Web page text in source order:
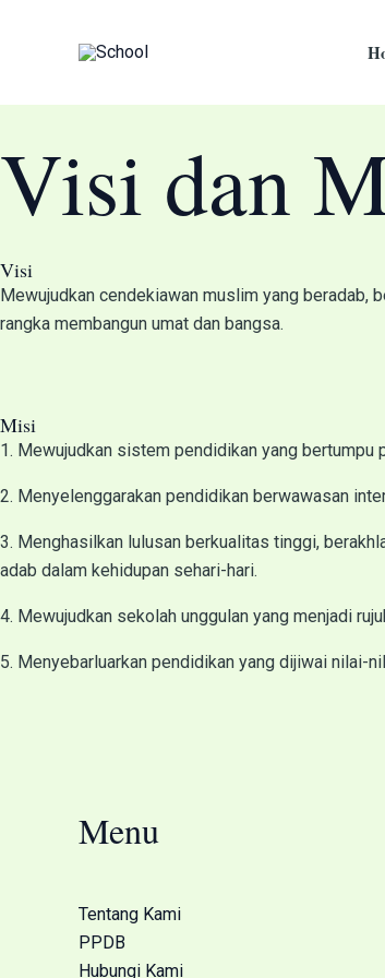
Visi dan
Visi
Mewujudkan cendekiawan muslim yang beradab,
rangka membangun umat dan bangsa.
Misi
1. Mewujudkan sistem pendidikan yang bertumpu
2. Menyelenggarakan pendidikan berwawasan
3. Menghasilkan lulusan berkualitas tinggi,
adab dalam kehidupan sehari-hari.
4. Mewujudkan sekolah unggulan yang menjadi
5. Menyebarluarkan pendidikan yang dijiwai nilai-
Menu
Tentang Kami
PPDB
Hubungi Kami